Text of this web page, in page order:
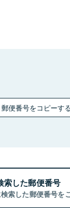
郵便番号をコピーす
索した郵便番号
索した郵便番号を